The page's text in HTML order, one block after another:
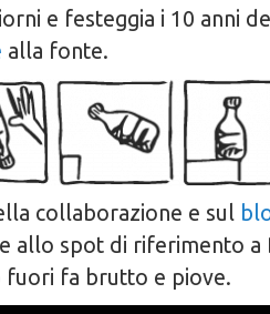
e festeggia i 10 anni
alla fonte.
collaborazione e sul
allo spot di riferimento a
fuori fa brutto e piove.